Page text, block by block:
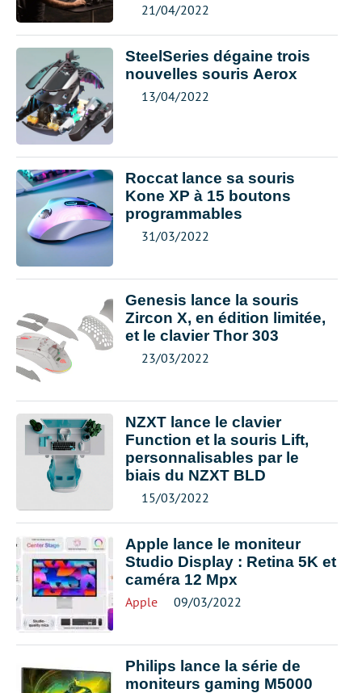
21/04/2022
SteelSeries dégaine trois
nouvelles souris Aerox
13/04/2022
Roccat lance sa souris
Kone XP à 15 boutons
programmables
31/03/2022
Genesis lance la souris
Zircon X, en édition limitée,
et le clavier Thor 303
23/03/2022
NZXT lance le clavier
Function et la souris Lift,
personnalisables par le
biais du NZXT BLD
15/03/2022
Apple lance le moniteur
Studio Display : Retina 5K et
caméra 12 Mpx
Apple 09/03/2022
Philips lance la série de
moniteurs gaming M5000